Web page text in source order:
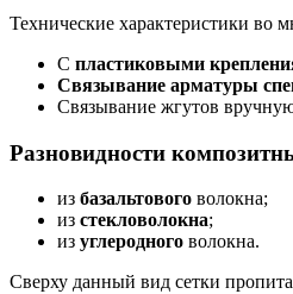
Технические характеристики во
С пластиковыми
Связывание арматуры
Связывание жгутов
Разновидности
из базальтового волокна;
из стекловолокна;
из углеродного волокна.
Сверху данный вид сетки